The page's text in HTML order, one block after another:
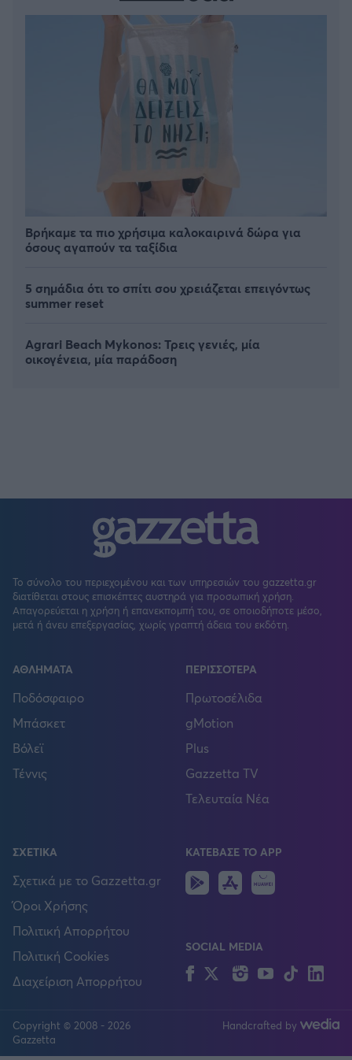
Βρήκαμε τα πιο χρήσιμα καλοκαιρινά δώρα για
όσους αγαπούν τα ταξίδια
5 σημάδια ότι το σπίτι σου χρειάζεται επειγόντως
summer reset
Agrari Beach Mykonos: Τρεις γενιές, μία
οικογένεια, μία παράδοση
Το σύνολο του περιεχομένου και των υπηρεσιών του gazzetta.gr
διατίθεται στους επισκέπτες αυστηρά για προσωπική χρήση.
Απαγορεύεται η χρήση ή επανεκπομπή του, σε οποιοδήποτε μέσο,
μετά ή άνευ επεξεργασίας, χωρίς γραπτή άδεια του εκδότη.
ΑΘΛΗΜΑΤΑ
Ποδόσφαιρο
Μπάσκετ
Βόλεϊ
Τέννις
ΠΕΡΙΣΣΟΤΕΡΑ
Πρωτοσέλιδα
gMotion
Plus
Gazzetta TV
Τελευταία Νέα
ΣΧΕΤΙΚΑ
Σχετικά με το Gazzetta.gr
Όροι Χρήσης
Πολιτική Απορρήτου
Πολιτική Cookies
Διαχείριση Απορρήτου
ΚΑΤΕΒΑΣΕ ΤΟ APP
Android
IOS
SOCIAL MEDIA
FacebookTwitterInstagram
YouTubeTikTok
Copyright © 2008 - 2026
Gazzetta
Handcrafted by